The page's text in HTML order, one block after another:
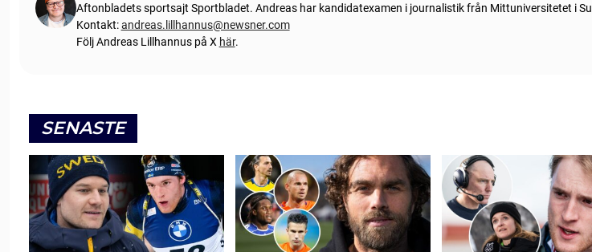
Aftonbladets sportsajt Sportbladet. Andreas har kandidatexamen i journalistik från Mittuniversitetet i
Kontakt:andreas.lillhannus@newsner.com
Följ Andreas Lillhannus på X här.
SENASTE